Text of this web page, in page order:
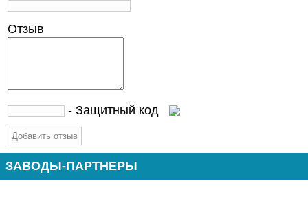
Отзыв
- Защитный код
ЗАВОДЫ-ПАРТНЕРЫ